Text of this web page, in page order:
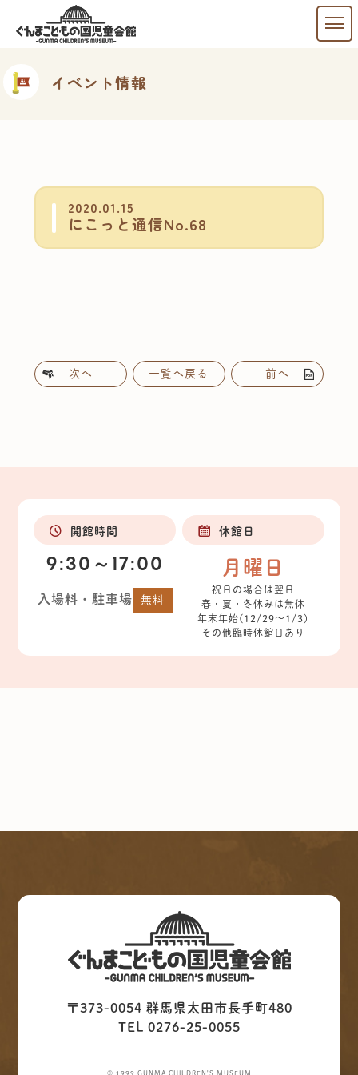
イベント情報
2020.01.15
にこっと通信No.68
次へ 一覧へ戻る 前へ
開館時間
9:30～17:00
入場料・駐車場 無料
休館日
月曜日
祝日の場合は翌日
春・夏・冬休みは無休
年末年始(12/29～1/3)
その他臨時休館日あり
〒373-0054 群馬県太田市長手町480
TEL 0276-25-0055
© 1999 GUNMA CHILDREN'S MUSEUM